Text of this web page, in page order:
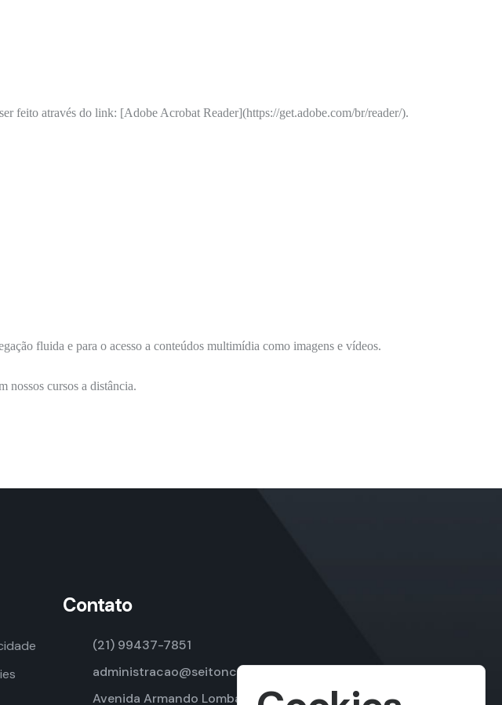
feito através do link: [Adobe Acrobat Reader](https://get.adobe.com/br/reader/).
fluida e para o acesso a conteúdos multimídia como imagens e vídeos.
nossos cursos a distância.
Contato
(21) 99437-7851
administracao@seitoncursos.com.br
Avenida Armando Lombardi, 205 – sala 204 – Barra da